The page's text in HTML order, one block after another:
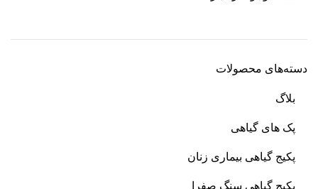
دسته‌های محصولات
بلاگ
پک های گیاهی
پکیج گیاهی بیماری زنان
پکیج گیاهی سنگ صفرا